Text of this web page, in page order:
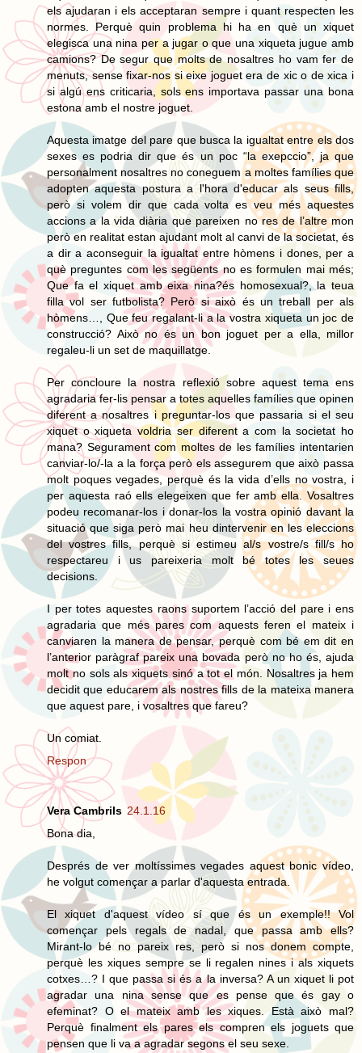
els ajudaran i els acceptaran sempre i quant respecten les
normes. Perquè quin problema hi ha en què un xiquet
elegisca una nina per a jugar o que una xiqueta jugue amb
camions? De segur que molts de nosaltres ho vam fer de
menuts, sense fixar-nos si eixe joguet era de xic o de xica i
si algú ens criticaria, sols ens importava passar una bona
estona amb el nostre joguet.
Aquesta imatge del pare que busca la igualtat entre els dos
sexes es podria dir que és un poc “la exepccio”, ja que
personalment nosaltres no coneguem a moltes famílies que
adopten aquesta postura a l'hora d'educar als seus fills,
però si volem dir que cada volta es veu més aquestes
accions a la vida diària que pareixen no res de l’altre mon
però en realitat estan ajudant molt al canvi de la societat, és
a dir a aconseguir la igualtat entre hòmens i dones, per a
què preguntes com les següents no es formulen mai més;
Que fa el xiquet amb eixa nina?és homosexual?, la teua
filla vol ser futbolista? Però si això és un treball per als
hòmens…, Que feu regalant-li a la vostra xiqueta un joc de
construcció? Això no és un bon joguet per a ella, millor
regaleu-li un set de maquillatge.
Per concloure la nostra reflexió sobre aquest tema ens
agradaria fer-lis pensar a totes aquelles famílies que opinen
diferent a nosaltres i preguntar-los que passaria si el seu
xiquet o xiqueta voldria ser diferent a com la societat ho
mana? Segurament com moltes de les famílies intentarien
canviar-lo/-la a la força però els assegurem que això passa
molt poques vegades, perquè és la vida d’ells no vostra, i
per aquesta raó ells elegeixen que fer amb ella. Vosaltres
podeu recomanar-los i donar-los la vostra opinió davant la
situació que siga però mai heu dintervenir en les eleccions
del vostres fills, perquè si estimeu al/s vostre/s fill/s ho
respectareu i us pareixeria molt bé totes les seues
decisions.
I per totes aquestes raons suportem l’acció del pare i ens
agradaria que més pares com aquests feren el mateix i
canviaren la manera de pensar, perquè com bé em dit en
l’anterior paràgraf pareix una bovada però no ho és, ajuda
molt no sols als xiquets sinó a tot el món. Nosaltres ja hem
decidit que educarem als nostres fills de la mateixa manera
que aquest pare, i vosaltres que fareu?
Un comiat.
Respon
Vera Cambrils 24.1.16
Bona dia,
Després de ver moltíssimes vegades aquest bonic vídeo,
he volgut començar a parlar d'aquesta entrada.
El xiquet d'aquest vídeo sí que és un exemple!! Vol
començar pels regals de nadal, que passa amb ells?
Mirant-lo bé no pareix res, però si nos donem compte,
perquè les xiques sempre se li regalen nines i als xiquets
cotxes…? I que passa si és a la inversa? A un xiquet li pot
agradar una nina sense que es pense que és gay o
efeminat? O el mateix amb les xiques. Està això mal?
Perquè finalment els pares els compren els joguets que
pensen que li va a agradar segons el seu sexe.